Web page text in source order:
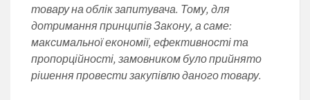
товару на облік запитувача. Тому, для
дотримання принципів Закону, а саме:
максимальної економії, ефективності та
пропорційності, замовником було прийнято
рішення провести закупівлю даного товару.